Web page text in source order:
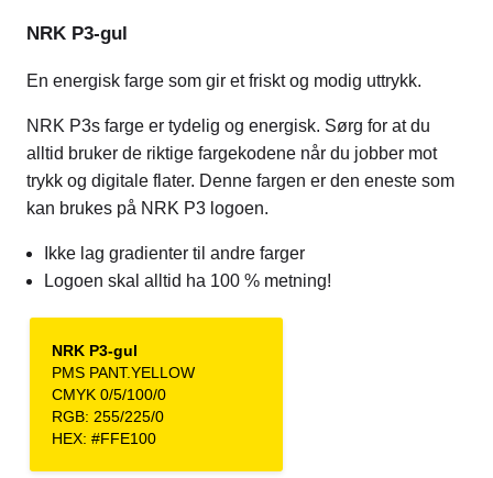
NRK P3-gul
En energisk farge som gir et friskt og modig uttrykk.
NRK P3s farge er tydelig og energisk. Sørg for at du
alltid bruker de riktige fargekodene når du jobber mot
trykk og digitale flater. Denne fargen er den eneste som
kan brukes på NRK P3 logoen.
Ikke lag gradienter til andre farger
Logoen skal alltid ha 100 % metning!
NRK P3-gul
PMS PANT.YELLOW
CMYK 0/5/100/0
RGB: 255/225/0
HEX: #FFE100